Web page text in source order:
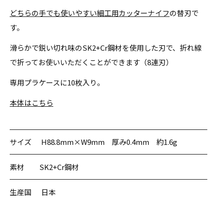
どちらの手でも使いやすい細工用カッターナイフの替刃で
す。
滑らかで鋭い切れ味のSK2+Cr鋼材を使用した刃で、折れ線
で折ってお使いいただくことができます（8連刃）
専用プラケースに10枚入り。
本体はこちら
サイズ H88.8mm×W9mm 厚み0.4mm 約1.6g
素材 SK2+Cr鋼材
生産国 日本